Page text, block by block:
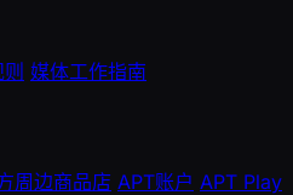
媒体工作指南
周边商品店 APT账户 APT Play